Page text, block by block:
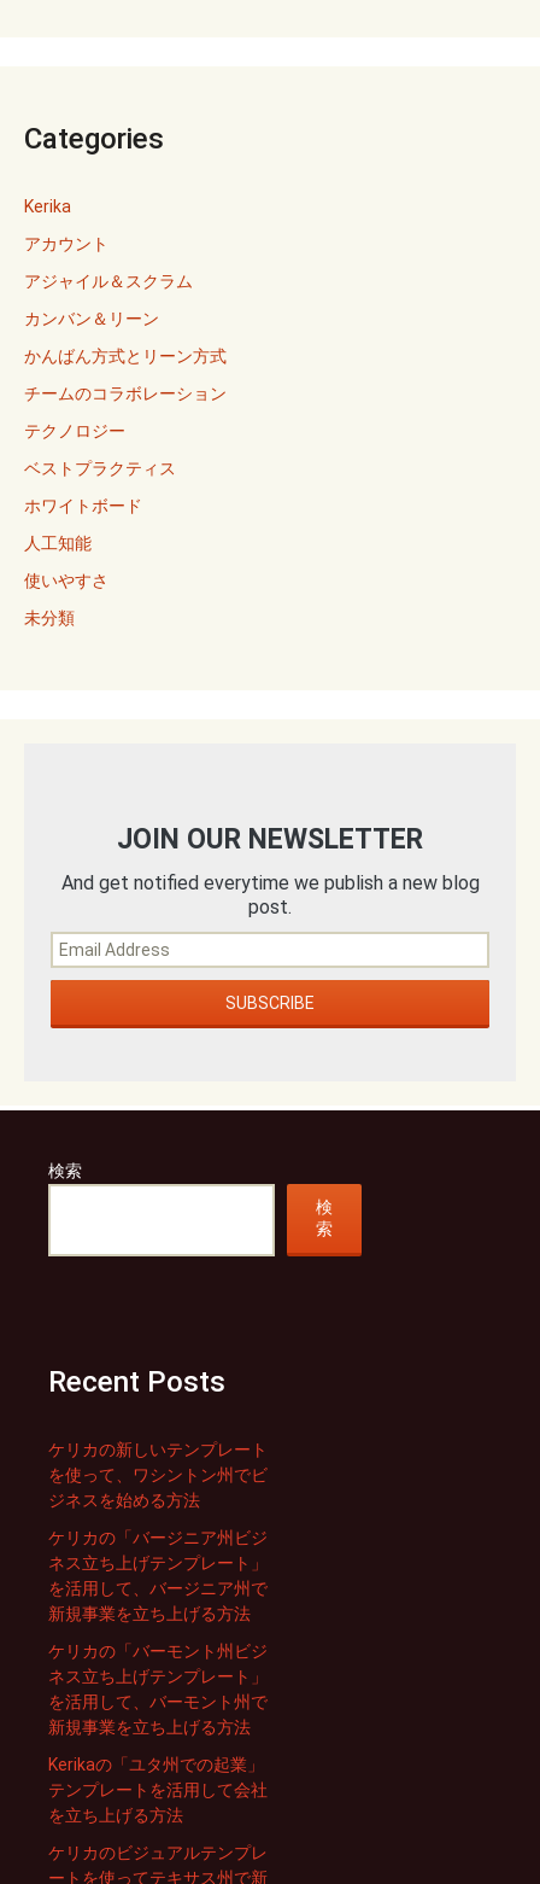
Categories
Kerika
アカウント
アジャイル＆スクラム
カンバン＆リーン
かんばん方式とリーン方式
チームのコラボレーション
テクノロジー
ベストプラクティス
ホワイトボード
人工知能
使いやすさ
未分類
JOIN OUR NEWSLETTER
And get notified everytime we publish a new blog
post.
検索
検
索
Recent Posts
ケリカの新しいテンプレート
を使って、ワシントン州でビ
ジネスを始める方法
ケリカの「バージニア州ビジ
ネス立ち上げテンプレート」
を活用して、バージニア州で
新規事業を立ち上げる方法
ケリカの「バーモント州ビジ
ネス立ち上げテンプレート」
を活用して、バーモント州で
新規事業を立ち上げる方法
Kerikaの「ユタ州での起業」
テンプレートを活用して会社
を立ち上げる方法
ケリカのビジュアルテンプレ
ートを使ってテキサス州で新